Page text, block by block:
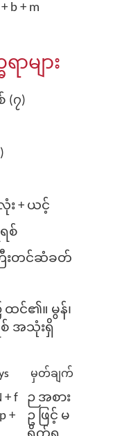
+ b + m
များ
(၇)
း + ယင့်
စ်
ြီးတင်ဆံခတ်
ထင်၏။ မွန်၊
အသုံးရှိ
မှတ်ချက်
+ f
+
ဉ အစား
ဥ ဖြင့် မ